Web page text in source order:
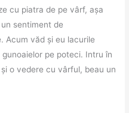
cu piatra de pe vârf, așa
sentiment de
Acum văd și eu lacurile
pe poteci. Intru în
o vedere cu vârful, beau un